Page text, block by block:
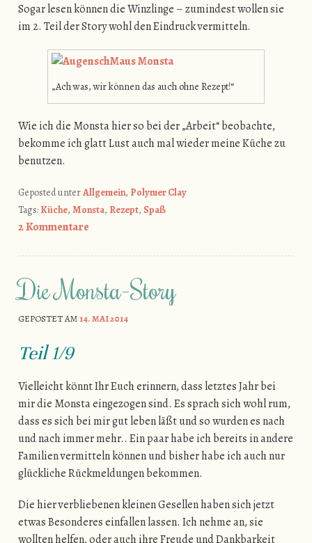
Sogar lesen können die Winzlinge – zumindest wollen sie
im 2. Teil der Story wohl den Eindruck vermitteln.
„Ach was, wir können das auch ohne Rezept!“
Wie ich die Monsta hier so bei der „Arbeit“ beobachte,
bekomme ich glatt Lust auch mal wieder meine Küche zu
benutzen.
Geposted unterAllgemein, Polymer Clay
Tags: Küche, Monsta, Rezept, Spaß
2 Kommentare
Die Monsta-Story
GEPOSTET AM14. MAI 2014
Teil 1/9
Vielleicht könnt Ihr Euch erinnern, dass letztes Jahr bei
mir die Monsta eingezogen sind. Es sprach sich wohl rum,
dass es sich bei mir gut leben läßt und so wurden es nach
und nach immer mehr.. Ein paar habe ich bereits in andere
Familien vermitteln können und bisher habe ich auch nur
glückliche Rückmeldungen bekommen.
Die hier verbliebenen kleinen Gesellen haben sich jetzt
etwas Besonderes einfallen lassen. Ich nehme an, sie
wollten helfen, oder auch ihre Freude und Dankbarkeit